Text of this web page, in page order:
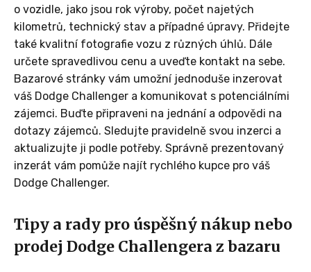
o vozidle, jako jsou rok výroby, počet najetých
kilometrů, technický stav a případné úpravy. Přidejte
také kvalitní fotografie vozu z různých úhlů. Dále
určete spravedlivou cenu a uveďte kontakt na sebe.
Bazarové stránky vám umožní jednoduše inzerovat
váš Dodge Challenger a komunikovat s potenciálními
zájemci. Buďte připraveni na jednání a odpovědi na
dotazy zájemců. Sledujte pravidelně svou inzerci a
aktualizujte ji podle potřeby. Správně prezentovaný
inzerát vám pomůže najít rychlého kupce pro váš
Dodge Challenger.
Tipy a rady pro úspěšný nákup nebo
prodej Dodge Challengera z bazaru